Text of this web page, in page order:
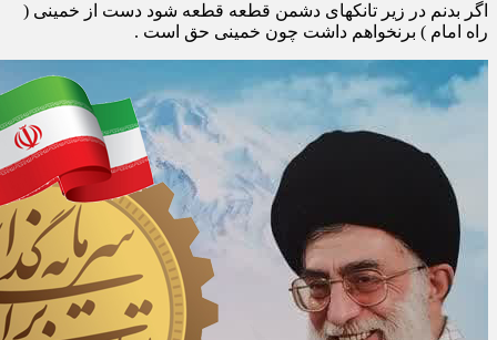
اگر بدنم در زیر تانکهای دشمن قطعه قطعه شود دست از خمینی (
راه امام ) برنخواهم داشت چون خمینی حق است .